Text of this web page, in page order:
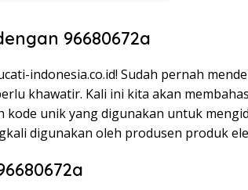
96680672a
indonesia.co.id! Sudah pernah
khawatir. Kali ini kita akan
kode unik yang digunakan untuk
digunakan oleh produsen produk